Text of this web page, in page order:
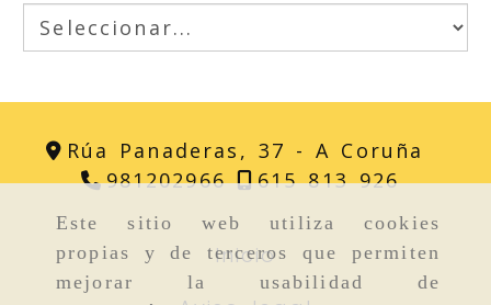
Este sitio web utiliza cookies
propias y de terceros que permiten
mejorar la usabilidad de
Rúa Panaderas, 37 -A Coruña
981202966
615 813 926
Inicio